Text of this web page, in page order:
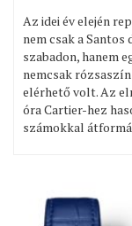
Az idei év elején
nem csak a
szabadon, hanem
nemcsak
elérhető volt. Az
óra Cartier-hez
számokkal